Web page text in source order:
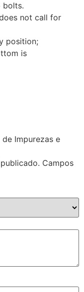
bolts.
not call for
position;
is
Impurezas e
Campos